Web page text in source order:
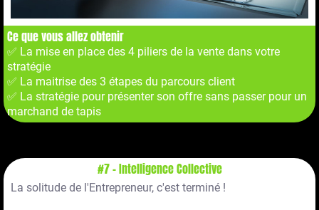
Ce que vous allez obtenir
✅ La mise en place des 4 piliers de la vente dans votre
stratégie
✅ La maitrise des 3 étapes du parcours client
✅ La stratégie pour présenter son offre sans passer pour un
marchand de tapis
#7 - Intelligence Collective
La solitude de l'Entrepreneur, c'est terminé !